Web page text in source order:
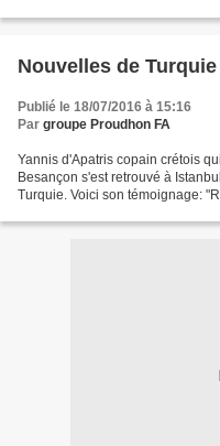
Nouvelles de Turquie
Publié le 18/07/2016 à 15:16
Par groupe Proudhon FA
Yannis d'Apatris copain crétois
Besançon s'est retrouvé à
Turquie. Voici son témoignage: